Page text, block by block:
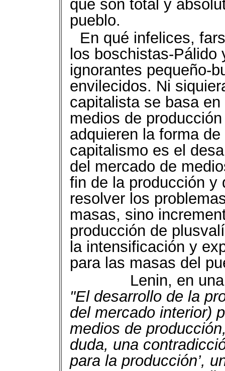
que son total y
pueblo.
En qué infelices,
los boschistas-
ignorantes pequeño-
envilecidos. Ni
capitalista se basa
medios de
adquieren la forma
capitalismo es el
del mercado de
fin de la producción y
resolver los
masas, sino
producción de
la intensificación y
para las masas del
Lenin, en
"El desarrollo de la
del mercado interior)
medios de
duda, una
para la producción’,